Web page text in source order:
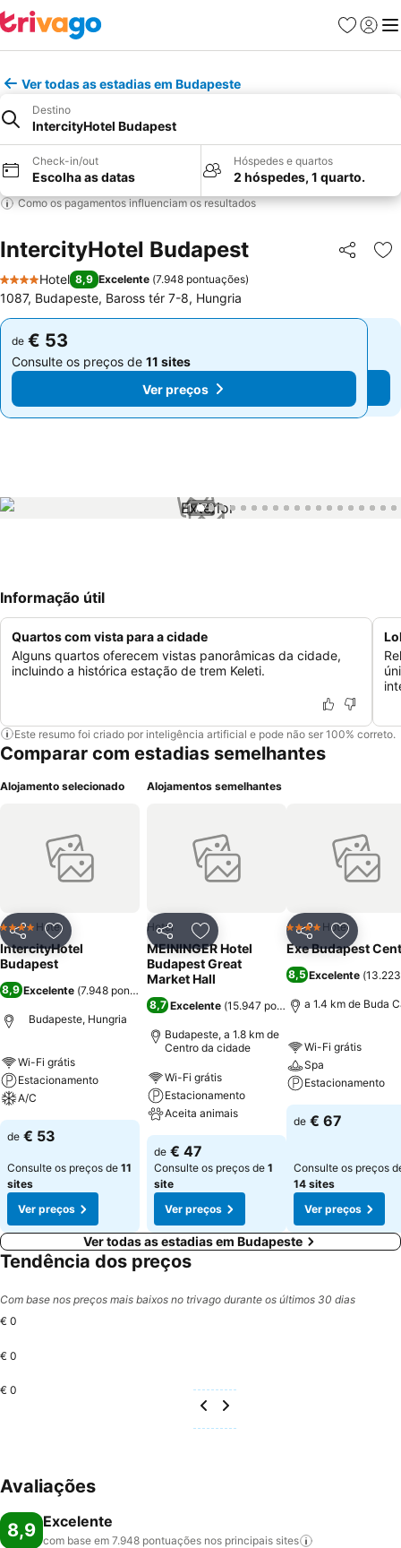
Favoritos
Iniciar
Ver todas as estadias em Budapeste
Destino
IntercityHotel Budapest
Check-in/out
Escolha as datas
Hóspedes e quartos
2 hóspedes, 1 quarto.
Como os pagamentos influenciam os resultados
IntercityHotel Budapest Partilhar
4 Estrelas
Hotel 8,9 Excelente (7.948 pontuações)
1087, Budapeste, Baross tér 7-8, Hungria
de € 53
Consulte os preços de 11 sites
Ver preços
de € 53
Consulte os preços de 11 sites
Ver preços
1 / 73
Informação útil
Quartos com vista para a cidade
Alguns quartos oferecem vistas panorâmicas da cidade,
incluindo a histórica estação de trem Keleti.
Este resumo foi criado por inteligência artificial e pode não ser 100% correto.
Comparar com estadias semelhantes
Alojamento selecionado
PartilharAdicionar aos favoritos
4 EstrelasHotel
IntercityHotel
Budapest
8,9 Excelente (7.948 pontuações
Budapeste, Hungria
Wi-Fi grátis
Estacionamento
A/C
de € 53
Consulte os preços de 11
sites
Ver preços
Alojamentos semelhantes
PartilharAdicionar aos favoritos
Hotel
MEININGER Hotel
Budapest Great
Market Hall
8,7 Excelente (15.947 pontuações)
Budapeste, a 1.8 km de
Centro da cidade
Wi-Fi grátis
Estacionamento
Aceita animais
de € 47
Consulte os preços de 1
site
Ver preços
Partilhar
4 EstrelasHotel
Exe Budapest
8,5 Excelente (
a 1.4 km de Buda
Wi-Fi grátis
Spa
Estacionamento
de € 67
Consulte os preços
14 sites
Ver preços
Ver todas as estadias em Budapeste
Tendência dos preços
Com base nos preços mais baixos no trivago durante os últimos 30 dias
€ 0
€ 0
€ 0
Avaliações
8,9 Excelente
com base em 7.948 pontuações nos principais sites